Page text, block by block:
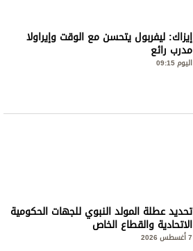
إيزاك: ليفربول يتحسن مع الوقت وإيراولا
مدرب رائع
اليوم 09:15
تحديد عطلة المولد النبوي للجهات الحكومية
الاتحادية والقطاع الخاص